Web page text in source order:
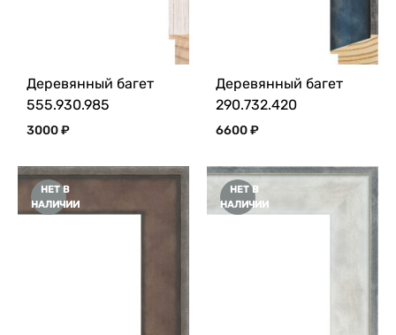
Деревянный багет
555.930.985
3000₽
Деревянный багет
290.732.420
6600₽
НЕТ В
НАЛИЧИИ
НЕТ В
НАЛИЧИИ